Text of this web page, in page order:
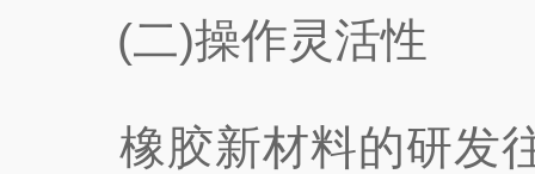
(二)操作灵活性
橡胶新材料的研发往